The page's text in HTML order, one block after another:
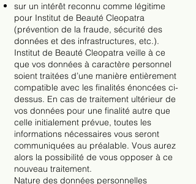
sur un intérêt reconnu comme légitime
pour Institut de Beauté Cleopatra
(prévention de la fraude, sécurité des
données et des infrastructures, etc.).
Institut de Beauté Cleopatra veille à ce
que vos données à caractère personnel
soient traitées d’une manière entièrement
compatible avec les finalités énoncées ci-
dessus. En cas de traitement ultérieur de
vos données pour une finalité autre que
celle initialement prévue, toutes les
informations nécessaires vous seront
communiquées au préalable. Vous aurez
alors la possibilité de vous opposer à ce
nouveau traitement.
Nature des données personnelles